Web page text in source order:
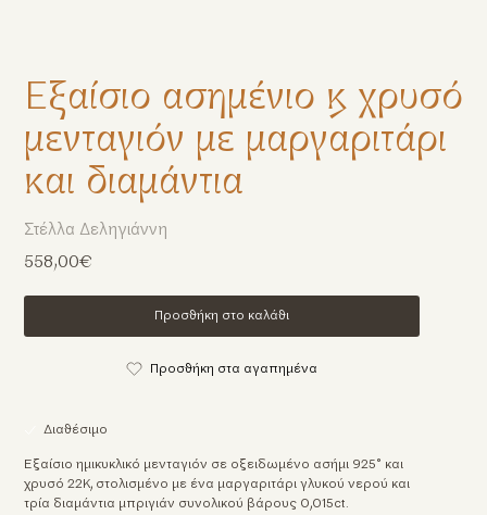
Στέλλα Δεληγιάννη
558,00€
Προσθήκη στο καλάθι
Προσθήκη στα αγαπημένα
Διαθέσιμο
Εξαίσιο ημικυκλικό μενταγιόν σε οξειδωμένο ασήμι 925° και
χρυσό 22Κ, στολισμένο με ένα μαργαριτάρι γλυκού νερού και
τρία διαμάντια μπριγιάν συνολικού βάρους 0,015ct.
Εξαίσιο ασημένιο & χρυσό
μενταγιόν με μαργαριτάρι
και διαμάντια